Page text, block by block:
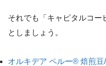
それでも「キャピタルコー
としましょう。
オルキデア ペルー® 焙煎